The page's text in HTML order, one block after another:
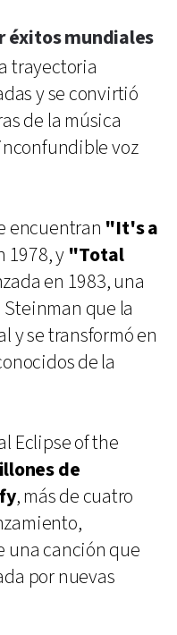
éxitos mundiales
trayectoria
y se convirtió
de la música
voz
encuentran "It's a
1978, y "Total
en 1983, una
que la
y se transformó en
de la
Eclipse of the
de
, más de cuatro
una canción que
por nuevas